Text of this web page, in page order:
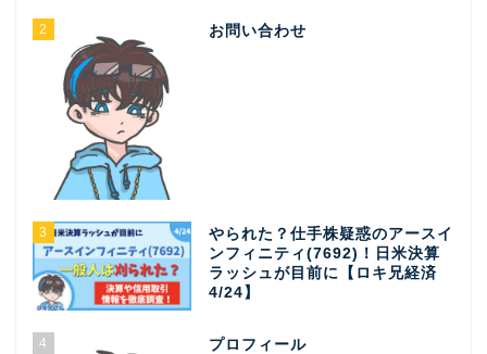
2 お問い合わせ
3
やられた？仕手株疑惑のアースイ
ンフィニティ(7692)！日米決算
ラッシュが目前に【ロキ兄経済
4/24】
4 プロフィール